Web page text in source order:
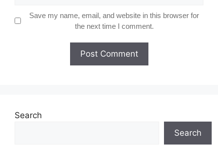
Save my name, email, and website in this browser for
the next time I comment.
Search
Search